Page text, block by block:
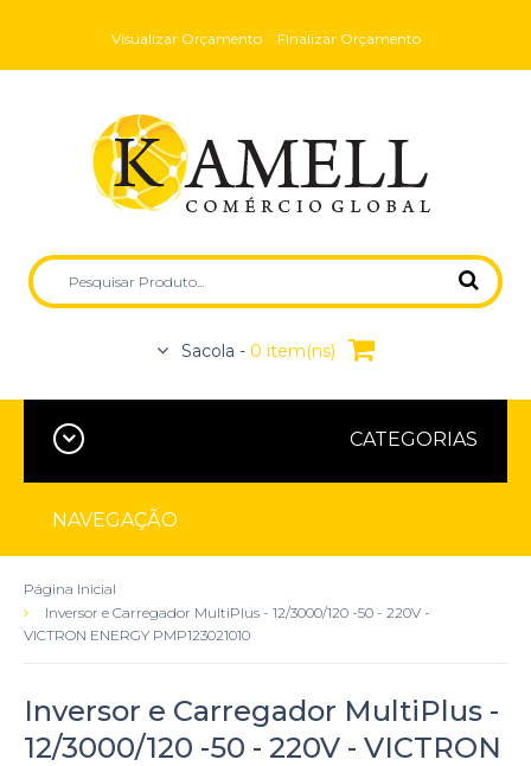
Visualizar Orçamento Finalizar Orçamento
Sacola - 0 item(ns)
CATEGORIAS
NAVEGAÇÃO
Página Inicial
Inversor e Carregador MultiPlus - 12/3000/120 -50 - 220V -
VICTRON ENERGY PMP123021010
Inversor e Carregador MultiPlus -
12/3000/120 -50 - 220V - VICTRON